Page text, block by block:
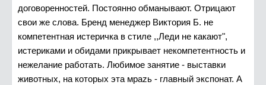
договоренностей. Постоянно обманывают. Отрицают
свои же слова. Бренд менеджер Виктория Б. не
компетентная истеричка в стиле ,,Леди не какают",
истериками и обидами прикрывает некомпетентность и
нежелание работать. Любимое занятие - выставки
животных, на которых эта мраzь - главный экспонат. А